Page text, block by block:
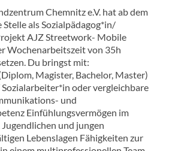
Chemnitz e.V. hat ab dem
als Sozialpädagog*in/
AJZ Streetwork- Mobile
Wochenarbeitszeit von 35h
Du bringst mit:
Magister, Bachelor, Master)
oder vergleichbare
und
Einfühlungsvermögen im
und jungen
Lebenslagen Fähigkeiten zur